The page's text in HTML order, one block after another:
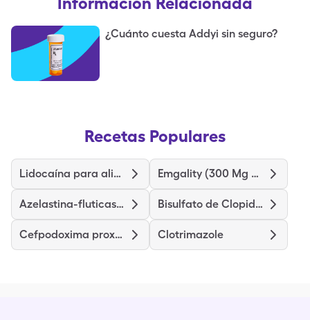
¿Cuánto cuesta Addyi sin seguro?
Recetas Populares
Lidocaína para aliviar del dolor Emgality (300 Mg Dose)
Azelastina-fluticasona Bisulfato de Clopidrogel
Cefpodoxima proxetil Clotrimazole